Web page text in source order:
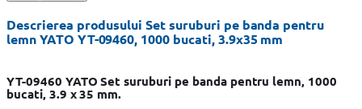
Descrierea produsului Set suruburi pe banda pentru
lemn YATO YT-09460, 1000 bucati, 3.9x35 mm
YT-09460 YATO Set suruburi pe banda pentru lemn, 1000
bucati, 3.9 x 35 mm.